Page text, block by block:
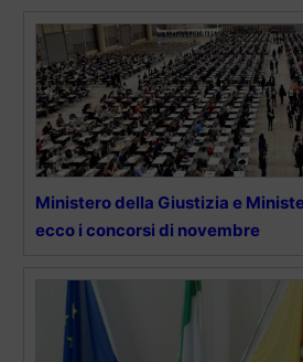
Ministero della Giustizia e
ecco i concorsi di novembre